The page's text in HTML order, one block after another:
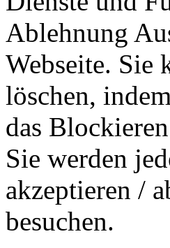
Ablehnung
Webseite. Sie
löschen,
das
Sie werden
akzeptieren /
besuchen.